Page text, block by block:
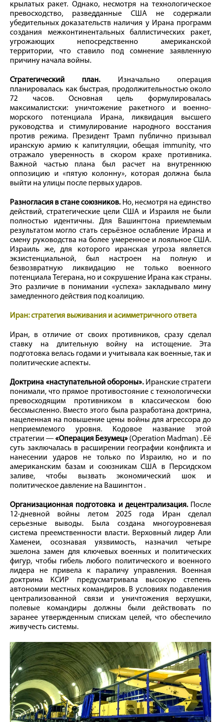
крылатых ракет. Однако, несмотря на технологическое
превосходство, разведданные США не содержали
убедительных доказательств наличия у Ирана программ
создания межконтинентальных баллистических ракет,
угрожающих непосредственно американской
территории, что ставило под сомнение заявленную
причину начала войны.
Стратегический план.Изначально операция
планировалась как быстрая, продолжительностью около
72 часов. Основная цель формулировалась
максималистски: уничтожение ракетного и военно-
морского потенциала Ирана, ликвидация высшего
руководства и стимулирование народного восстания
против режима. Президент Трамп публично призывал
иранскую армию к капитуляции, обещая immunity, что
отражало уверенность в скором крахе противника.
Важной частью плана был расчет на внутреннюю
оппозицию и «пятую колонну», которая должна была
выйти на улицы после первых ударов.
Разногласия в стане союзников.Но, несмотря на единство
действий, стратегические цели США и Израиля не были
полностью идентичны. Для Вашингтона приемлемым
результатом могло стать серьёзное ослабление Ирана и
смену руководства на более умеренное и лояльное США.
Израиль же, для которого иранская угроза является
экзистенциальной, был настроен на полную и
безвозвратную ликвидацию не только военного
потенциала Тегерана, но и сокрушение Ирана как страны.
Это различие в понимании «успеха» закладывало мину
замедленного действия под коалицию.
Иран: стратегия выживания и асимметричного ответа
Иран, в отличие от своих противников, сразу сделал
ставку на длительную войну на истощение. Эта
подготовка велась годами и учитывала как военные, так и
политические аспекты.
Доктрина «наступательной обороны».Иранские стратеги
понимали, что прямое противостояние с технологически
превосходящим противником в классическом бою
бессмысленно. Вместо этого была разработана доктрина,
нацеленная на повышение цены войны для агрессора до
неприемлемого уровня. Кодовое название этой
стратегии —«Операция Безумец» (Operation Madman) . Её
суть заключалась в расширении географии конфликта и
нанесении ударов не только по Израилю, но и по
американским базам и союзникам США в Персидском
заливе, чтобы вызвать экономический шок и
политическое давление на Вашингтон .
Организационная подготовка и децентрализация.После
12-дневной войны летом 2025 года Иран сделал
серьезные выводы. Была создана многоуровневая
система преемственности власти. Верховный лидер Али
Хаменеи, осознавая уязвимость, назначил четыре
эшелона замен для ключевых военных и политических
фигур, чтобы гибель любого политического и военного
лидера не привела к параличу управления. Военная
доктрина КСИР предусматривала высокую степень
автономии местных командиров. В условиях подавления
централизованной связи и уничтожения верхушки,
полевые командиры должны были действовать по
заранее утвержденным спискам целей, что обеспечило
живучесть системы.